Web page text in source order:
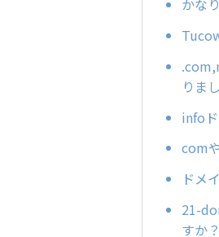
かな
りま
info
com
ドメ
21-
すか？